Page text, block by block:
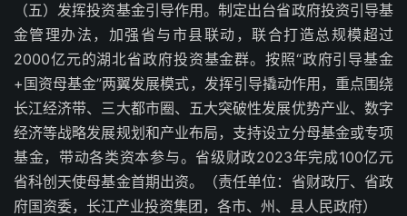
（五）发挥投资基金引导作用。制定出台省政府投资引导基
金管理办法，加强省与市县联动，联合打造总规模超过
2000亿元的湖北省政府投资基金群。按照“政府引导基金
+国资母基金”两翼发展模式，发挥引导撬动作用，重点围绕
长江经济带、三大都市圈、五大突破性发展优势产业、数字
经济等战略发展规划和产业布局，支持设立分母基金或专项
基金，带动各类资本参与。省级财政2023年完成100亿元
省科创天使母基金首期出资。（责任单位：省财政厅、省政
府国资委，长江产业投资集团，各市、州、县人民政府）